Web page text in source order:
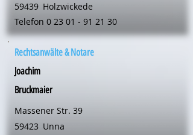
59439 Holzwickede
Telefon 0 23 01 - 91 21 30
Rechtsanwälte & Notare
Joachim
Bruckmaier
Massener Str. 39
59423 Unna